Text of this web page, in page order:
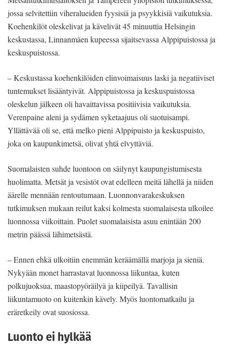
jossa selvitettiin viheralueiden fyysisiä ja psyykkisiä vaikutuksia.
Koehenkilöt oleskelivat ja kävelivät 45 minuuttia Helsingin
keskustassa, Linnanmäen kupeessa sijaitsevassa Alppipuistossa ja
keskuspuistossa.
– Keskustassa koehenkilöiden elinvoimaisuus laski ja negatiiviset
tuntemukset lisääntyivät. Alppipuistossa ja keskuspuistossa
oleskelun jälkeen oli havaittavissa positiivisia vaikutuksia.
Verenpaine aleni ja sydämen syketaajuus oli suotuisampi.
Yllättävää oli se, että melko pieni Alppipuisto ja keskuspuisto,
joka on kaupunkimetsä, olivat yhtä elvyttäviä.
Suomalaisten suhde luontoon on säilynyt kaupungistumisesta
huolimatta. Metsät ja vesistöt ovat edelleen meitä lähellä ja niiden
äärelle mennään rentoutumaan. Luonnonvarakeskuksen
tutkimuksen mukaan reilut kaksi kolmesta suomalaisesta ulkoilee
luonnossa viikoittain. Puolet suomalaisista asuu enintään 200
metrin päässä lähimetsästä.
– Ennen ehkä ulkoitiin enemmän keräämällä marjoja ja sieniä.
Nykyään monet harrastavat luonnossa liikuntaa, kuten
polkujuoksua, maastopyöräilyä ja kiipeilyä. Tavallisin
liikuntamuoto on kuitenkin kävely. Myös luontomatkailu ja
eräretkeily ovat suosiossa.
Luonto ei hylkää